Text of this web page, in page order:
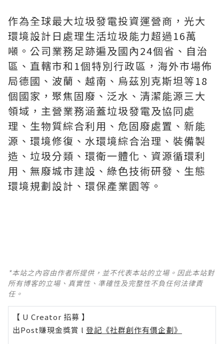
作為全球最大垃圾發電投資運營商，光大
環境設計日處理生活垃圾能力超過16萬
噸。公司業務足跡遍及國內24個省、自治
區、直轄市和1個特別行政區，海外市場佈
局德國、波蘭、越南、烏茲別克斯坦等18
個國家，聚焦固廢、泛水、清潔能源三大
領域，主營業務涵蓋垃圾發電及協同處
理、生物質綜合利用、危固廢處置、新能
源、環境修復、水環境綜合治理、裝備製
造、垃圾分類、環衛一體化、資源循環利
用、無廢城市建設、綠色技術研發、生態
環境規劃設計、環保產業園等。
*本站之內容由作者所提供，並不代表本站的立場。因此本站對
所有博客的立場、真實性、準確性及完整性不負任何法律責
任。
【 U Creator 招募 】
出Post賺現金獎賞 l 登記《社群創作有價企劃》